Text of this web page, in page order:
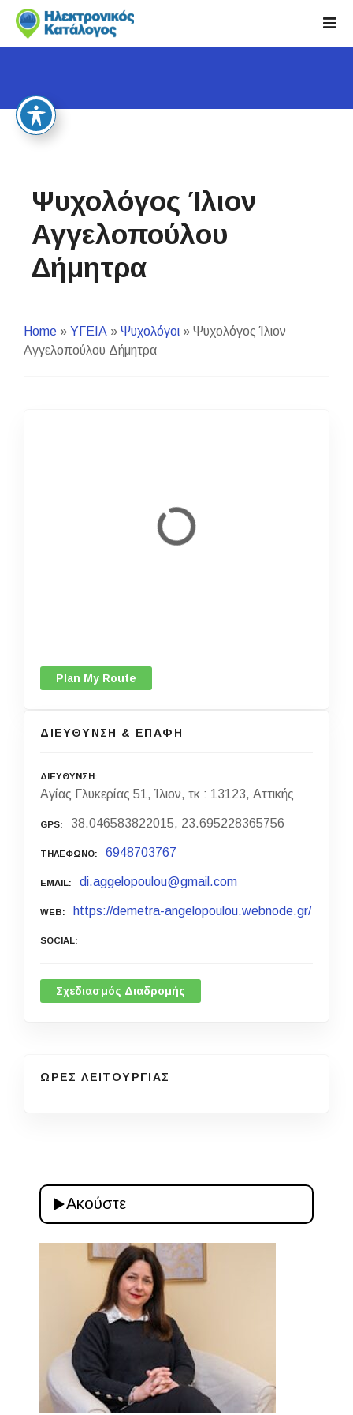
i
Ψυχολόγος Ίλιον
Αγγελοπούλου
Δήμητρα
Home » ΥΓΕΙΑ » Ψυχολόγοι » Ψυχολόγος Ίλιον
Αγγελοπούλου Δήμητρα
Plan My Route
ΔΙΕΥΘΥΝΣΗ & ΕΠΑΦΗ
ΔΙΕΥΘΥΝΣΗ
Αγίας Γλυκερίας 51, Ίλιον, τκ : 13123, Αττικής
GPS 38.046583822015, 23.695228365756
ΤΗΛΕΦΩΝΟ 6948703767
EMAIL di.aggelopoulou@gmail.com
WEB https://demetra-angelopoulou.webnode.gr/
SOCIAL
Σχεδιασμός Διαδρομής
ΩΡΕΣ ΛΕΙΤΟΥΡΓΙΑΣ
Ακούστε